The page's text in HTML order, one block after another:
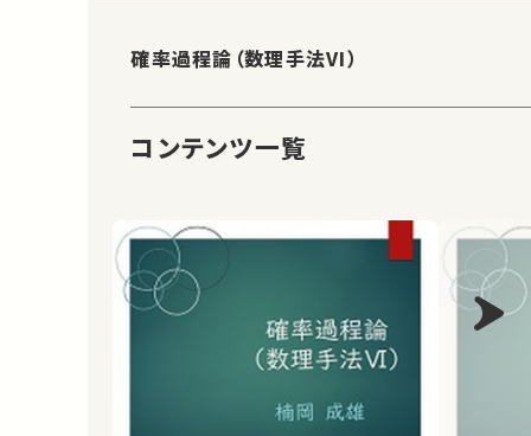
確率過程論（数理手法VI）
コンテンツ一覧